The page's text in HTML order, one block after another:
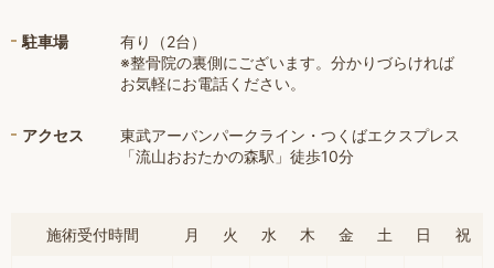
駐車場
有り（2台）
※整骨院の裏側にございます。分かりづらければ
お気軽にお電話ください。
アクセス
東武アーバンパークライン・つくばエクスプレス
「流山おおたかの森駅」徒歩10分
施術受付時間 月 火 水 木 金 土 日 祝